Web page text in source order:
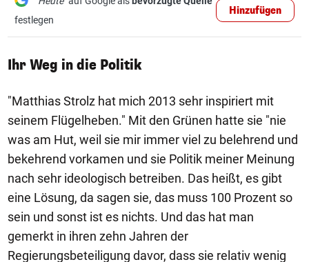
festlegen
Hinzufügen
Ihr Weg in die Politik
"Matthias Strolz hat mich 2013 sehr inspiriert mit
seinem Flügelheben." Mit den Grünen hatte sie "nie
was am Hut, weil sie mir immer viel zu belehrend und
bekehrend vorkamen und sie Politik meiner Meinung
nach sehr ideologisch betreiben. Das heißt, es gibt
eine Lösung, da sagen sie, das muss 100 Prozent so
sein und sonst ist es nichts. Und das hat man
gemerkt in ihren zehn Jahren der
Regierungsbeteiligung davor, dass sie relativ wenig